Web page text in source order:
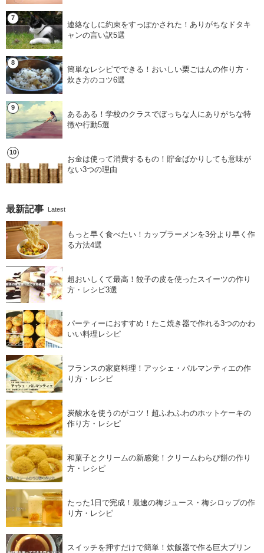
連絡なしに約束をすっぽかされた！ありがちなドタキ
ャンの言い訳5選
簡単なレシピでできる！おいしい栗ごはんの作り方・
炊き方のコツ6選
あるある！学校のクラスでぼっちな人にありがちな特
徴や行動5選
お金は使って消費するもの！貯金ばかりしても意味が
ない3つの理由
最新記事 Latest
もっと早く食べたい！カップラーメンを3分より早く作
る方法4選
超おいしくて最高！餃子の皮を使ったスイーツの作り
方・レシピ3選
パーティーにおすすめ！たこ焼き器で作れる3つのかわ
いい料理レシピ
フランスの家庭料理！アッシェ・パルマンティエの作
り方・レシピ
炭酸水を使うのがコツ！超ふわふわのホットケーキの
作り方・レシピ
和菓子とクリームの新感覚！クリームわらび餅の作り
方・レシピ
たった1日で完成！最速の梅ジュース・梅シロップの作
り方・レシピ
スイッチを押すだけで簡単！炊飯器で作る巨大プリン